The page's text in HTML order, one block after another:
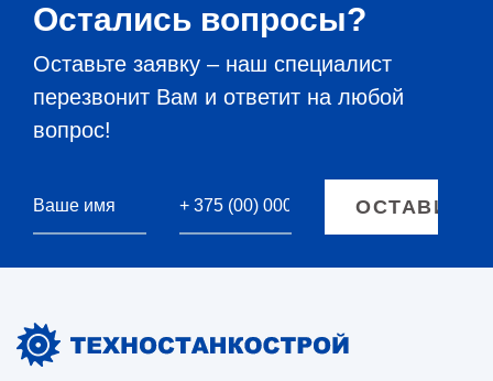
Остались вопросы?
Оставьте заявку – наш специалист
перезвонит Вам и ответит на любой
вопрос!